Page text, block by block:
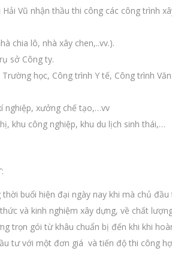
Vũ nhận thầu thi công các công trình
chia lô, nhà xây chen,..vv.).
sở Công ty.
học, Công trình Y tế, Công trình
nghiệp, xưởng chế tạo,…vv
khu công nghiệp, khu du lịch sinh thái,…
buổi hiện đại ngày nay khi mà chủ đầu
và kinh nghiệm xây dựng, về chất
trọn gói từ khâu chuẩn bị đến khi khi
tư với một đơn giá và tiến độ thi công